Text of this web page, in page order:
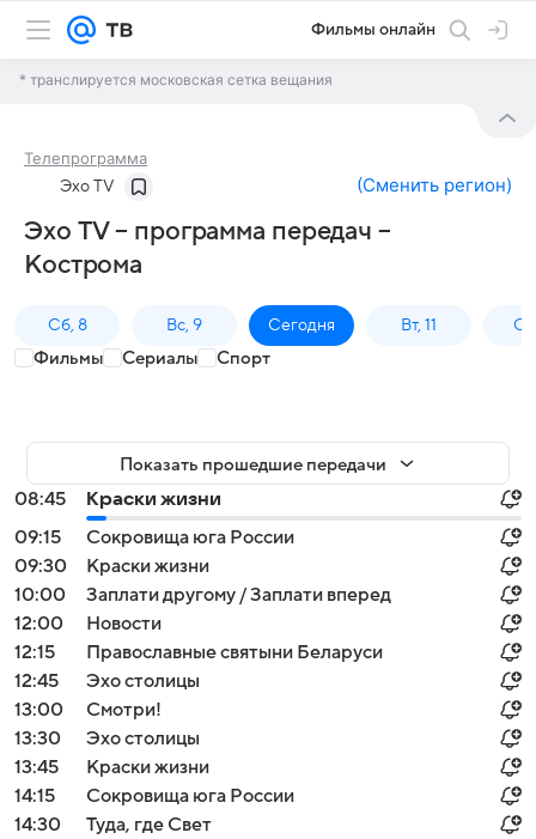
Фильмы онлайн
* транслируется московская сетка вещания
Телепрограмма
Эхо TV (Сменить регион)
Эхо TV – программа передач –
Кострома
Сб, 8 Вс, 9 Сегодня Вт, 11
Фильмы Сериалы Спорт
Показать прошедшие передачи
08:45
Краски жизни
09:15
Сокровища юга России
09:30
Краски жизни
10:00
Заплати другому / Заплати вперед
12:00
Новости
12:15
Православные святыни Беларуси
12:45
Эхо столицы
13:00
Смотри!
13:30
Эхо столицы
13:45
Краски жизни
14:15
Сокровища юга России
14:30
Туда, где Свет